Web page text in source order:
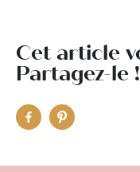
Cet article
Partagez-le !